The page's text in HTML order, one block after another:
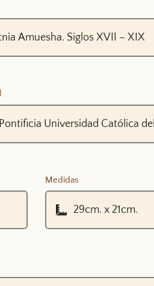
Medidas